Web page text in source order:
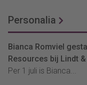
Personalia
Bianca Romviel
Resources bij Lindt
Per 1 juli is Bianca...